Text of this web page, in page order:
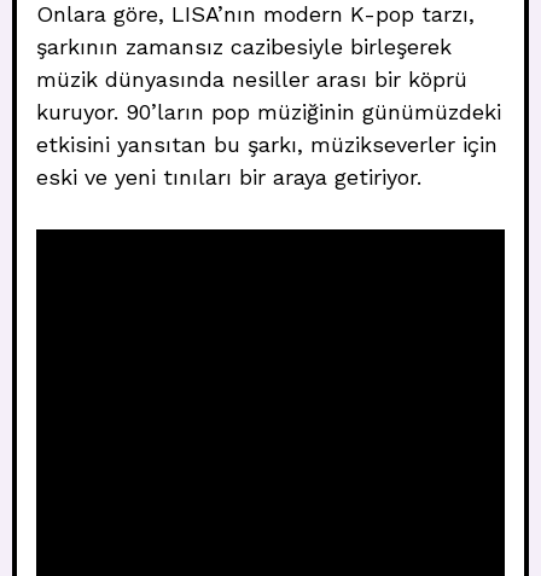
Onlara göre, LISA’nın modern K-pop tarzı,
şarkının zamansız cazibesiyle birleşerek
müzik dünyasında nesiller arası bir köprü
kuruyor. 90’ların pop müziğinin günümüzdeki
etkisini yansıtan bu şarkı, müzikseverler için
eski ve yeni tınıları bir araya getiriyor.